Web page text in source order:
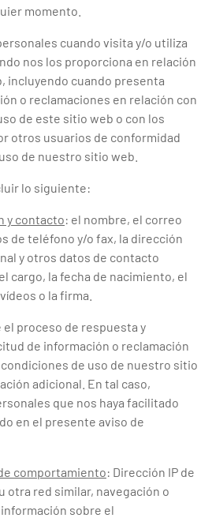
momento.
cuando visita y/o utiliza
nos los proporciona en relación
incluyendo cuando presenta
o reclamaciones en relación con
de este sitio web o con los
otros usuarios de conformidad
de nuestro sitio web.
lo siguiente:
y contacto: el nombre, el correo
de teléfono y/o fax, la dirección
y otros datos de contacto
cargo, la fecha de nacimiento, el
o la firma.
proceso de respuesta y
de información o reclamación
de uso de nuestro sitio
adicional. En tal caso,
que nos haya facilitado
en el presente aviso de
comportamiento: Dirección IP de
otra red similar, navegación o
sobre el